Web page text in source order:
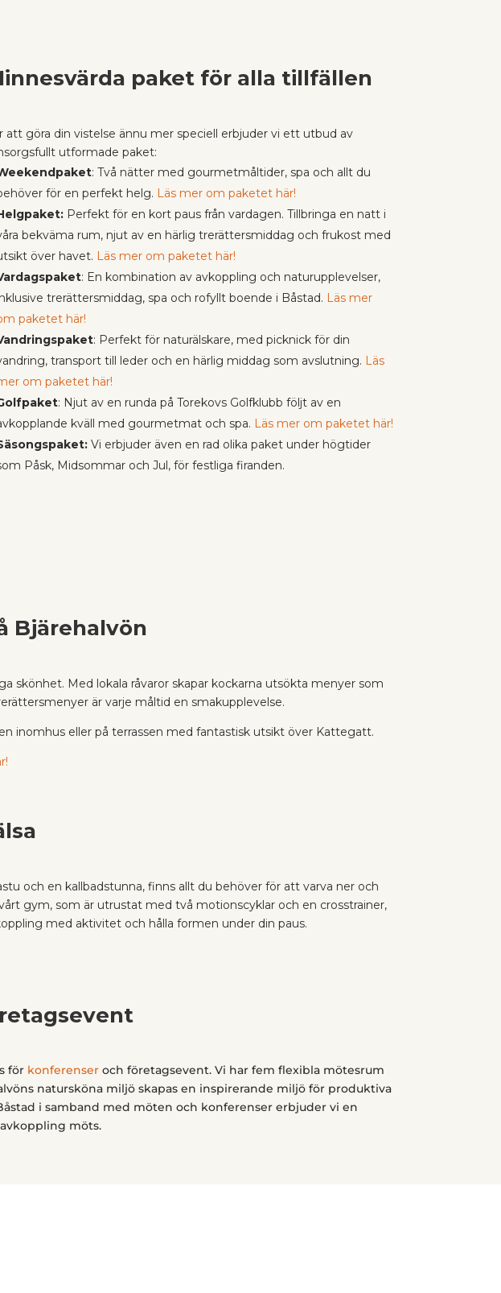
paket för alla tillfällen
att göra din vistelse ännu mer speciell erbjuder vi ett utbud av
utformade paket:
: Två nätter med gourmetmåltider, spa och allt du
för en perfekt helg. Läs mer om paketet här!
Perfekt för en kort paus från vardagen. Tillbringa en natt i
bekväma rum, njut av en härlig trerättersmiddag och frukost med
över havet. Läs mer om paketet här!
: En kombination av avkoppling och naturupplevelser,
trerättersmiddag, spa och rofyllt boende i Båstad. Läs mer
paketet här!
: Perfekt för naturälskare, med picknick för din
transport till leder och en härlig middag som avslutning. Läs
om paketet här!
: Njut av en runda på Torekovs Golfklubb följt av en
kväll med gourmetmat och spa. Läs mer om paketet här!
Vi erbjuder även en rad olika paket under högtider
Påsk, Midsommar och Jul, för festliga firanden.
Bjärehalvön
skönhet. Med lokala råvaror skapar kockarna utsökta menyer som
är varje måltid en smakupplevelse.
inomhus eller på terrassen med fantastisk utsikt över Kattegatt.
och en kallbadstunna, finns allt du behöver för att varva ner och
gym, som är utrustat med två motionscyklar och en crosstrainer,
med aktivitet och hålla formen under din paus.
för konferenser och företagsevent. Vi har fem flexibla mötesrum
natursköna miljö skapas en inspirerande miljö för produktiva
i samband med möten och konferenser erbjuder vi en
möts.